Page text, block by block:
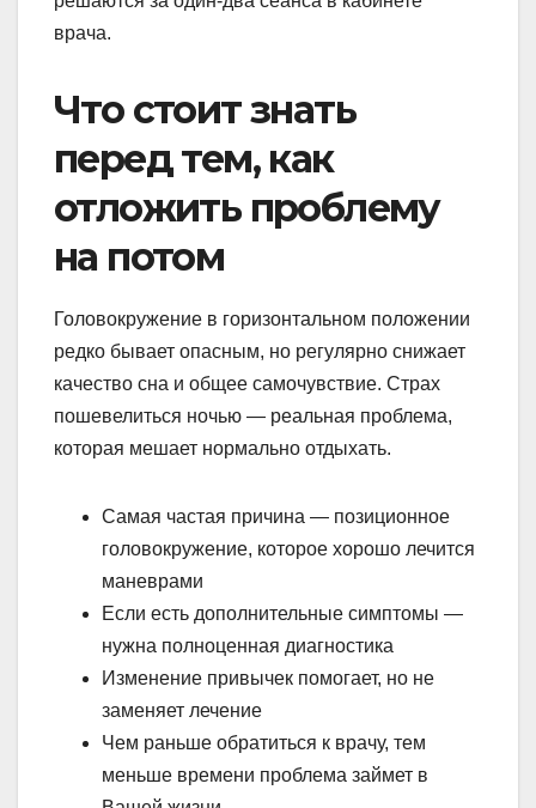
врача.
Что стоит знать
перед тем, как
отложить проблему
на потом
Головокружение в горизонтальном положении
редко бывает опасным, но регулярно снижает
качество сна и общее самочувствие. Страх
пошевелиться ночью — реальная проблема,
которая мешает нормально отдыхать.
Самая частая причина — позиционное
головокружение, которое хорошо лечится
маневрами
Если есть дополнительные симптомы —
нужна полноценная диагностика
Изменение привычек помогает, но не
заменяет лечение
Чем раньше обратиться к врачу, тем
меньше времени проблема займет в